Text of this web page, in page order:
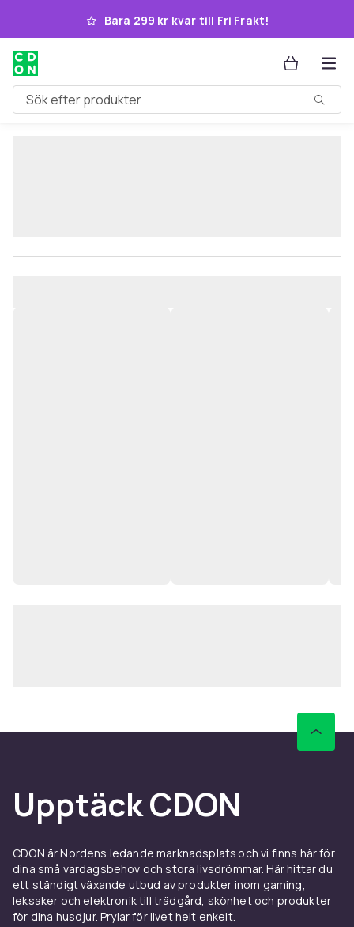
Hoppa till huvudinnehållet
Bara 299 kr kvar till Fri Frakt!
Sök efter produkter
Upptäck CDON
CDON är Nordens ledande marknadsplats och vi finns här för
dina små vardagsbehov och stora livsdrömmar. Här hittar du
ett ständigt växande utbud av produkter inom gaming,
leksaker och elektronik till trädgård, skönhet och produkter
för dina husdjur. Prylar för livet helt enkelt.